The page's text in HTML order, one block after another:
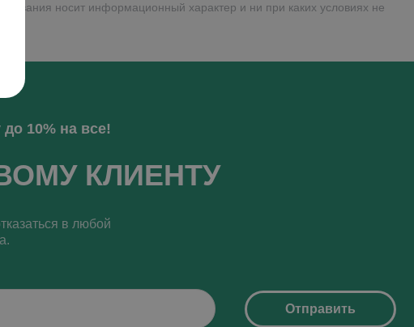
носит информационный характер и ни при каких условиях не
10% на все!
КЛИЕНТУ
в любой
Отправить